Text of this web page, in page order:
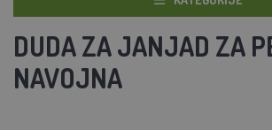
DUDA ZA JANJAD ZA
NAVOJNA